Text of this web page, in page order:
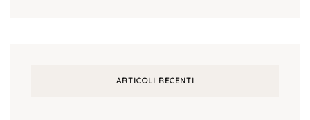
ARTICOLI RECENTI